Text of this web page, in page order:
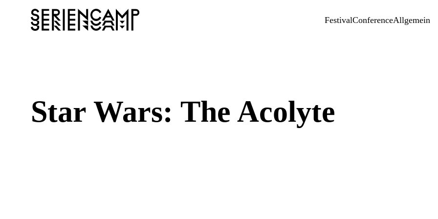
FestivalConferenceAllgemein
Star Wars: The Acolyte